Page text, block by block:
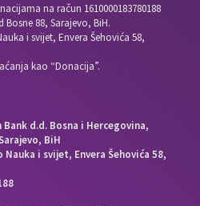
na račun 1610000183780188
88, Sarajevo, BiH.
i svijet, Envera Šehovića 58,
kao “Donacija”.
d.d. Bosna i Hercegovina,
BiH
i svijet, Envera Šehovića 58,